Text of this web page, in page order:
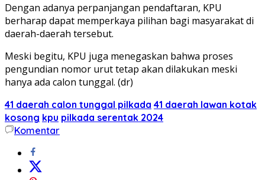
Dengan adanya perpanjangan pendaftaran, KPU
berharap dapat memperkaya pilihan bagi masyarakat di
daerah-daerah tersebut.
Meski begitu, KPU juga menegaskan bahwa proses
pengundian nomor urut tetap akan dilakukan meski
hanya ada calon tunggal. (dr)
41 daerah calon tunggal pilkada 41 daerah lawan kotak
kosong kpu pilkada serentak 2024
Komentar